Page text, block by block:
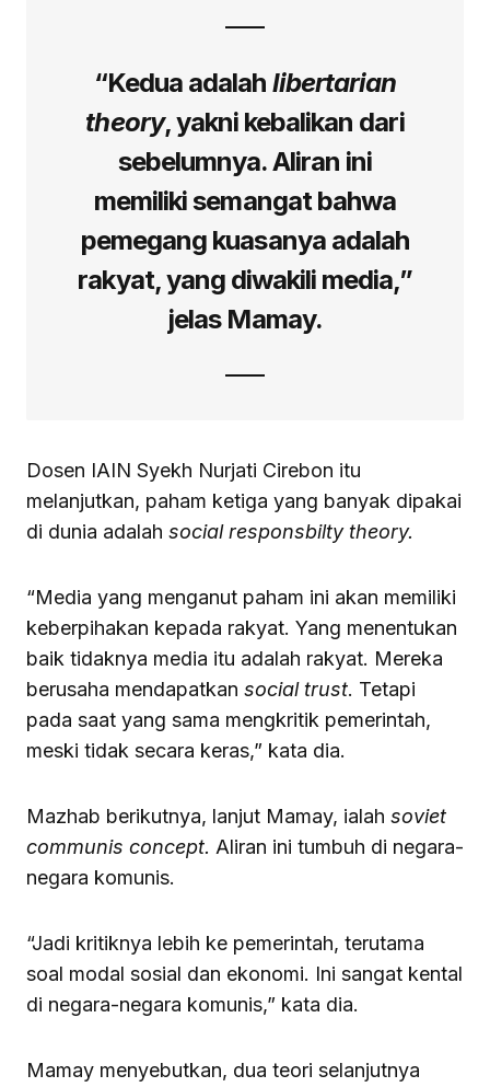
“Kedua adalah libertarian
theory, yakni kebalikan dari
sebelumnya. Aliran ini
memiliki semangat bahwa
pemegang kuasanya adalah
rakyat, yang diwakili media,”
jelas Mamay.
Dosen IAIN Syekh Nurjati Cirebon itu
melanjutkan, paham ketiga yang banyak dipakai
di dunia adalah social responsbilty theory.
“Media yang menganut paham ini akan memiliki
keberpihakan kepada rakyat. Yang menentukan
baik tidaknya media itu adalah rakyat. Mereka
berusaha mendapatkan social trust. Tetapi
pada saat yang sama mengkritik pemerintah,
meski tidak secara keras,” kata dia.
Mazhab berikutnya, lanjut Mamay, ialah soviet
communis concept. Aliran ini tumbuh di negara-
negara komunis.
“Jadi kritiknya lebih ke pemerintah, terutama
soal modal sosial dan ekonomi. Ini sangat kental
di negara-negara komunis,” kata dia.
Mamay menyebutkan, dua teori selanjutnya